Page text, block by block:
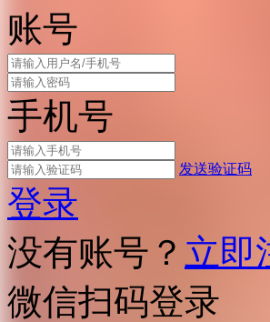
账号
手机号
发送验证码
登录
没有账号？ 立即
微信扫码登录